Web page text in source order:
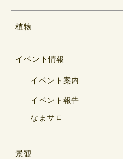
植物
イベント情報
イベント案内
イベント報告
なまサロ
景観